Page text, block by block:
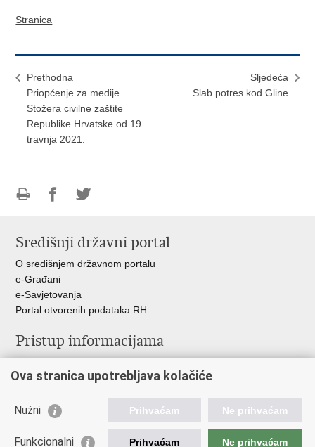
Stranica
Prethodna
Priopćenje za medije
Stožera civilne zaštite
Republike Hrvatske od 19.
travnja 2021.
Sljedeća
Slab potres kod Gline
FacebookuTwitteru
Središnji državni portal
O središnjem državnom portalu
e-Građani
e-Savjetovanja
Portal otvorenih podataka RH
Pristup informacijama
Savjetovanje
Zapošljavanje
Odnosi s javnošću
Ova stranica upotrebljava kolačiće
Nužni Prihvaćam Ne prihvaćam
Funkcionalni Prihvaćam Ne prihvaćam